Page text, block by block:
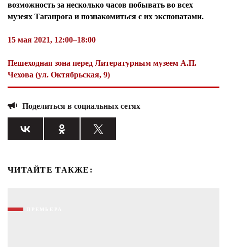
возможность за несколько часов побывать во всех
музеях Таганрога и познакомиться с их экспонатами.
15 мая 2021, 12:00–18:00
Пешеходная зона перед Литературным музеем А.П.
Чехова (ул. Октябрьская, 9)
Поделиться в социальных сетях
ЧИТАЙТЕ ТАКЖЕ: